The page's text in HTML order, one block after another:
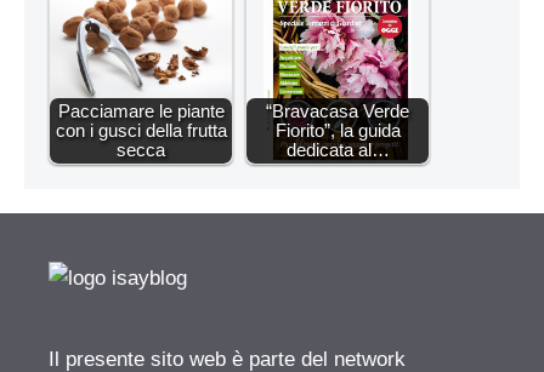
Pacciamare le piante
con i gusci della frutta
secca
“Bravacasa Verde
Fiorito”, la guida
dedicata al…
Il presente sito web è parte del network